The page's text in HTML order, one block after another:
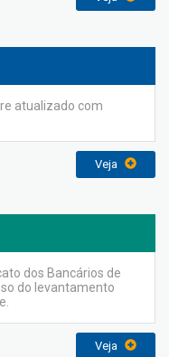
atualizado com
Veja
dos Bancários de
do levantamento
Veja